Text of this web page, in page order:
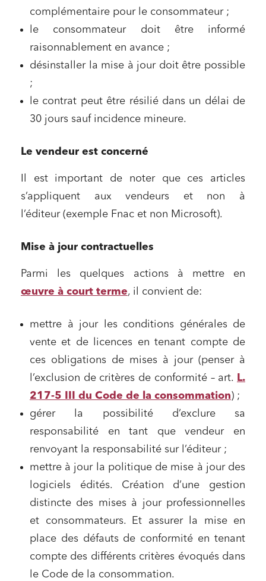
complémentaire pour le consommateur ;
le consommateur doit être informé
raisonnablement en avance ;
désinstaller la mise à jour doit être possible
;
le contrat peut être résilié dans un délai de
30 jours sauf incidence mineure.
Le vendeur est concerné
Il est important de noter que ces articles
s’appliquent aux vendeurs et non à
l’éditeur (exemple Fnac et non Microsoft).
Mise à jour contractuelles
Parmi les quelques actions à mettre en
œuvre à court terme, il convient de:
mettre à jour les conditions générales de
vente et de licences en tenant compte de
ces obligations de mises à jour (penser à
l’exclusion de critères de conformité – art. L.
217-5 III du Code de la consommation) ;
gérer la possibilité d’exclure sa
responsabilité en tant que vendeur en
renvoyant la responsabilité sur l’éditeur ;
mettre à jour la politique de mise à jour des
logiciels édités. Création d’une gestion
distincte des mises à jour professionnelles
et consommateurs. Et assurer la mise en
place des défauts de conformité en tenant
compte des différents critères évoqués dans
le Code de la consommation.
Relations commerciales et contrats
Associations et acteurs de l’économie sociale et
Media et édition
Immobilier et habitat
Entreprises du numérique
Établissements financiers
Mobilité et transport
Droit du numérique, données et conformité
Relations sociales et droit du travail
Services publics et collectivités